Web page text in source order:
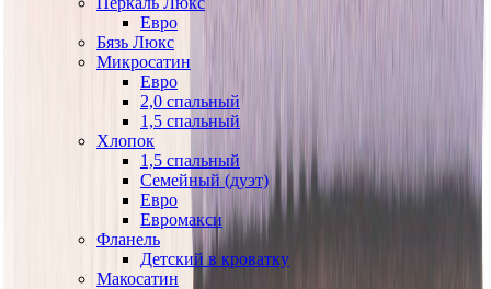
Евро
Бязь Люкс
Микросатин
Евро
2,0 спальный
1,5 спальный
Хлопок
1,5 спальный
Семейный (дуэт)
Евро
Евромакси
Фланель
Детский в кроватку
Макосатин